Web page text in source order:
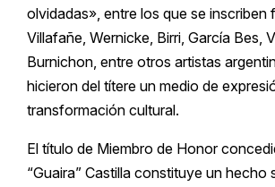
olvidadas», entre los que se inscriben
Villafañe, Wernicke, Birri, García Bes,
Burnichon, entre otros artistas
hicieron del títere un medio de
transformación cultural.
El título de Miembro de Honor
“Guaira” Castilla constituye un hecho